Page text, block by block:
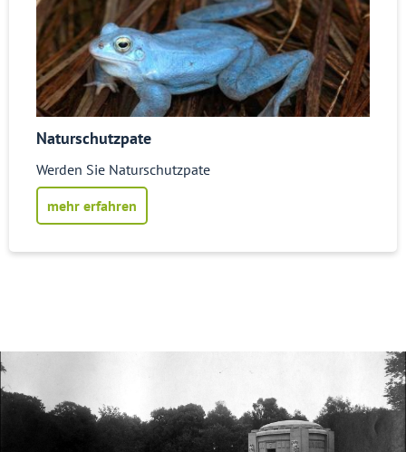
Naturschutzpate
Werden Sie Naturschutzpate
mehr erfahren